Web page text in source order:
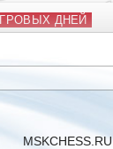
ДНЕЙ
MSKCHESS.RU